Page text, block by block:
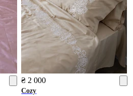
₴ 2 000
Cozy